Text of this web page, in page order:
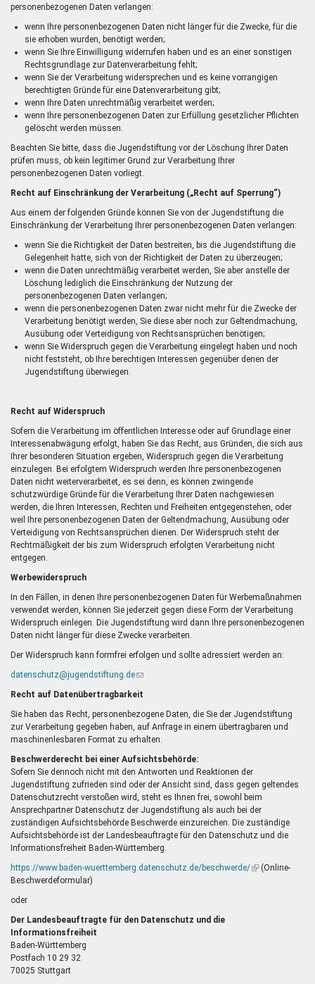
personenbezogenen Daten verlangen:
wenn Ihre personenbezogenen Daten nicht länger für die Zwecke, für die
sie erhoben wurden, benötigt werden;
wenn Sie Ihre Einwilligung widerrufen haben und es an einer sonstigen
Rechtsgrundlage zur Datenverarbeitung fehlt;
wenn Sie der Verarbeitung widersprechen und es keine vorrangigen
berechtigten Gründe für eine Datenverarbeitung gibt;
wenn Ihre Daten unrechtmäßig verarbeitet werden;
wenn Ihre personenbezogenen Daten zur Erfüllung gesetzlicher Pflichten
gelöscht werden müssen.
Beachten Sie bitte, dass die Jugendstiftung vor der Löschung Ihrer Daten
prüfen muss, ob kein legitimer Grund zur Verarbeitung Ihrer
personenbezogenen Daten vorliegt.
Recht auf Einschränkung der Verarbeitung („Recht auf Sperrung“)
Aus einem der folgenden Gründe können Sie von der Jugendstiftung die
Einschränkung der Verarbeitung Ihrer personenbezogenen Daten verlangen:
wenn Sie die Richtigkeit der Daten bestreiten, bis die Jugendstiftung die
Gelegenheit hatte, sich von der Richtigkeit der Daten zu überzeugen;
wenn die Daten unrechtmäßig verarbeitet werden, Sie aber anstelle der
Löschung lediglich die Einschränkung der Nutzung der
personenbezogenen Daten verlangen;
wenn die personenbezogenen Daten zwar nicht mehr für die Zwecke der
Verarbeitung benötigt werden, Sie diese aber noch zur Geltendmachung,
Ausübung oder Verteidigung von Rechtsansprüchen benötigen;
wenn Sie Widerspruch gegen die Verarbeitung eingelegt haben und noch
nicht feststeht, ob Ihre berechtigen Interessen gegenüber denen der
Jugendstiftung überwiegen.
Recht auf Widerspruch
Sofern die Verarbeitung im öffentlichen Interesse oder auf Grundlage einer
Interessenabwägung erfolgt, haben Sie das Recht, aus Gründen, die sich aus
Ihrer besonderen Situation ergeben, Widerspruch gegen die Verarbeitung
einzulegen. Bei erfolgtem Widerspruch werden Ihre personenbezogenen
Daten nicht weiterverarbeitet, es sei denn, es können zwingende
schutzwürdige Gründe für die Verarbeitung Ihrer Daten nachgewiesen
werden, die Ihren Interessen, Rechten und Freiheiten entgegenstehen, oder
weil Ihre personenbezogenen Daten der Geltendmachung, Ausübung oder
Verteidigung von Rechtsansprüchen dienen. Der Widerspruch steht der
Rechtmäßigkeit der bis zum Widerspruch erfolgten Verarbeitung nicht
entgegen.
Werbewiderspruch
In den Fällen, in denen Ihre personenbezogenen Daten für Werbemaßnahmen
verwendet werden, können Sie jederzeit gegen diese Form der Verarbeitung
Widerspruch einlegen. Die Jugendstiftung wird dann Ihre personenbezogenen
Daten nicht länger für diese Zwecke verarbeiten.
Der Widerspruch kann formfrei erfolgen und sollte adressiert werden an:
datenschutz@jugendstiftung.de(Link
E-
Mail)
Recht auf Datenübertragbarkeit
Sie haben das Recht, personenbezogene Daten, die Sie der Jugendstiftung
zur Verarbeitung gegeben haben, auf Anfrage in einem übertragbaren und
maschinenlesbaren Format zu erhalten.
Beschwerderecht bei einer Aufsichtsbehörde:
Sofern Sie dennoch nicht mit den Antworten und Reaktionen der
Jugendstiftung zufrieden sind oder der Ansicht sind, dass gegen geltendes
Datenschutzrecht verstoßen wird, steht es Ihnen frei, sowohl beim
Ansprechpartner Datenschutz der Jugendstiftung als auch bei der
zuständigen Aufsichtsbehörde Beschwerde einzureichen. Die zuständige
Aufsichtsbehörde ist der Landesbeauftragte für den Datenschutz und die
Informationsfreiheit Baden-Württemberg.
https://www.baden-wuerttemberg.datenschutz.de/beschwerde/(Link(Online-
Beschwerdeformular)
oder
Der Landesbeauftragte für den Datenschutz und die
Informationsfreiheit
Baden-Württemberg
Postfach 10 29 32
70025 Stuttgart